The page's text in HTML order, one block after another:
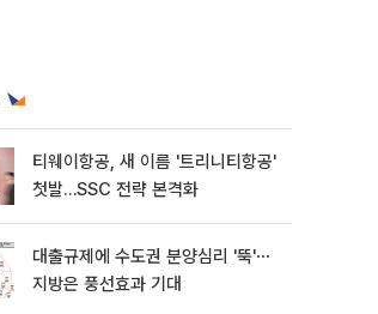
티웨이항공, 새 이름 '트리니티항공'
첫발…SSC 전략 본격화
대출규제에 수도권 분양심리 '뚝'⋯
지방은 풍선효과 기대